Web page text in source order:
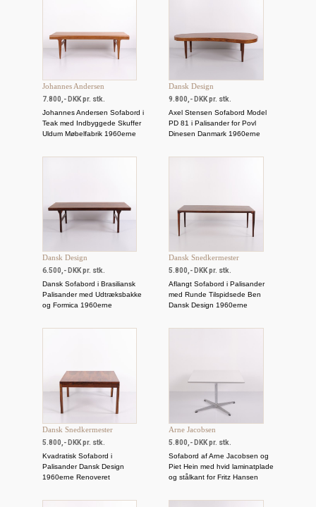
Johannes Andersen
7.800,- DKK pr. stk.
Johannes Andersen Sofabord i
Teak med Indbyggede Skuffer
Uldum Møbelfabrik 1960erne
Dansk Design
9.800,- DKK pr. stk.
Axel Stensen Sofabord Model
PD 81 i Palisander for Povl
Dinesen Danmark 1960erne
Dansk Design
6.500,- DKK pr. stk.
Dansk Sofabord i Brasiliansk
Palisander med Udtræksbakke
og Formica 1960erne
Dansk Snedkermester
5.800,- DKK pr. stk.
Aflangt Sofabord i Palisander
med Runde Tilspidsede Ben
Dansk Design 1960erne
Dansk Snedkermester
5.800,- DKK pr. stk.
Kvadratisk Sofabord i
Palisander Dansk Design
1960erne Renoveret
Arne Jacobsen
5.800,- DKK pr. stk.
Sofabord af Arne Jacobsen og
Piet Hein med hvid laminatplade
og stålkant for Fritz Hansen